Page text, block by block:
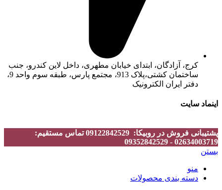
کرج، آزادگان، ابتدای خیابان مطهری، داخل لاین کندرو، جنب
ساختمان کشتی،پلاک 913، مجتمع پارس، طبقه سوم واحد 9،
دفتر ایران الکترونیک
اینماد سایت
پشتیبانی فروش در روبیکا: 09122842529 تماس مستقیم:
02634003719 - 09352842529
بستن
منو
دسته بندی محصولات